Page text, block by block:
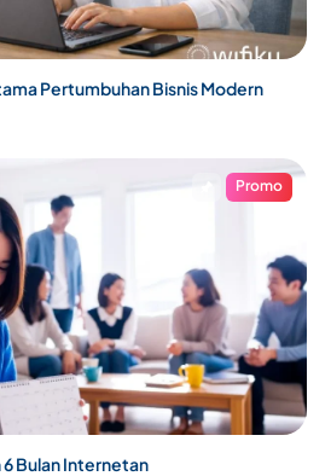
Pertumbuhan Bisnis Modern
Promo
Bulan Internetan